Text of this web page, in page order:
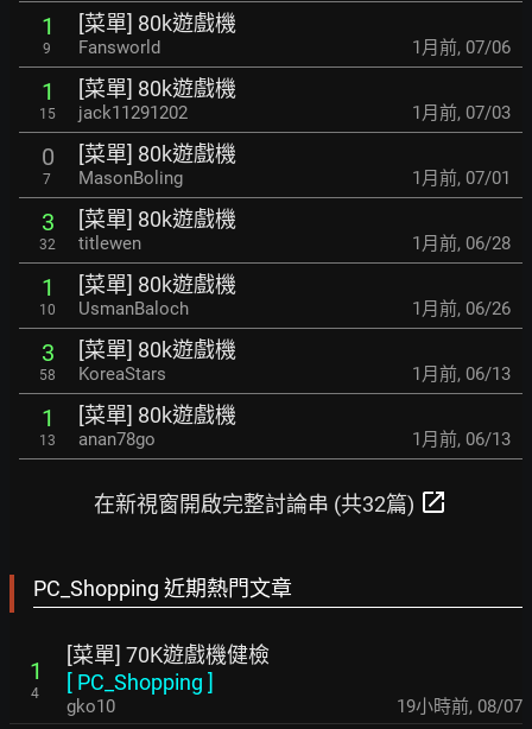
1
9
[菜單] 80k遊戲機
Fansworld 1月前, 07/06
1
15
[菜單] 80k遊戲機
jack11291202 1月前, 07/03
0
7
[菜單] 80k遊戲機
MasonBoling 1月前, 07/01
3
32
[菜單] 80k遊戲機
titlewen 1月前, 06/28
1
10
[菜單] 80k遊戲機
UsmanBaloch 1月前, 06/26
3
58
[菜單] 80k遊戲機
KoreaStars 1月前, 06/13
1
13
[菜單] 80k遊戲機
anan78go 1月前, 06/13
在新視窗開啟完整討論串 (共32篇) open_in_new
PC_Shopping 近期熱門文章
1
4
[菜單] 70K遊戲機健檢
[ PC_Shopping ]
gko10 19小時前, 08/07